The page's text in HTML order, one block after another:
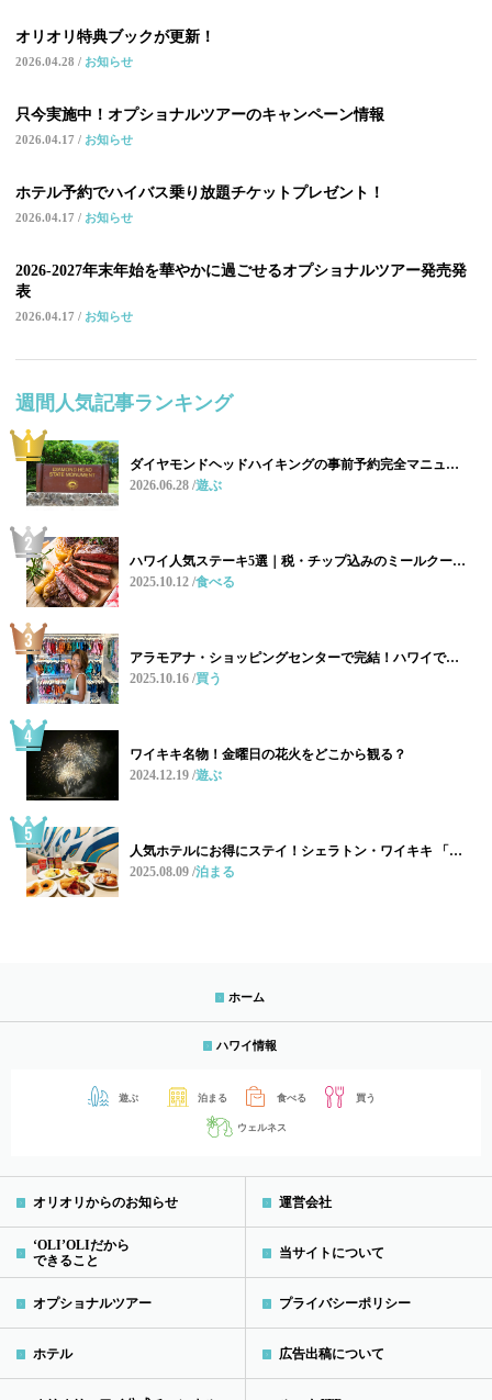
オリオリ特典ブックが更新！
2026.04.28 お知らせ
只今実施中！オプショナルツアーのキャンペーン情報
2026.04.17 お知らせ
ホテル予約でハイバス乗り放題チケットプレゼント！
2026.04.17 お知らせ
2026-2027年末年始を華やかに過ごせるオプショナルツアー発売発
表
2026.04.17 お知らせ
週間人気記事ランキング
ダイヤモンドヘッドハイキングの事前予約完全マニュ…
2026.06.28 遊ぶ
ハワイ人気ステーキ5選｜税・チップ込みのミールクー…
2025.10.12 食べる
アラモアナ・ショッピングセンターで完結！ハワイで…
2025.10.16 買う
ワイキキ名物！金曜日の花火をどこから観る？
2024.12.19 遊ぶ
人気ホテルにお得にステイ！シェラトン・ワイキキ 「…
2025.08.09 泊まる
ホーム
ハワイ情報
遊ぶ 泊まる 食べる 買う
ウェルネス
オリオリからのお知らせ
‘OLI’OLIだから
できること
オプショナルツアー
ホテル
運営会社
当サイトについて
プライバシーポリシー
広告出稿について